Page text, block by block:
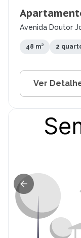
Avenida Doutor
48 m² 2
Ver